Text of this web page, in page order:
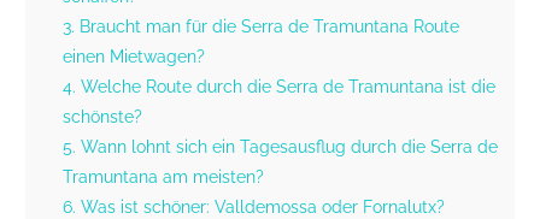
3. Braucht man für die Serra de Tramuntana Route
einen Mietwagen?
4. Welche Route durch die Serra de Tramuntana ist die
schönste?
5. Wann lohnt sich ein Tagesausflug durch die Serra de
Tramuntana am meisten?
6. Was ist schöner: Valldemossa oder Fornalutx?